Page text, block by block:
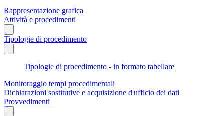
Rappresentazione grafica
Attività e procedimenti
Tipologie di procedimento
Tipologie di procedimento - in formato tabellare
Monitoraggio tempi procedimentali
Dichiarazioni sostitutive e acquisizione d'ufficio dei dati
Provvedimenti